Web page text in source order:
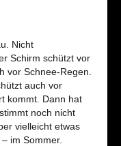
Nicht
Schirm schützt vor
vor Schnee-Regen.
auch vor
kommt. Dann hat
noch nicht
vielleicht etwas
im Sommer.